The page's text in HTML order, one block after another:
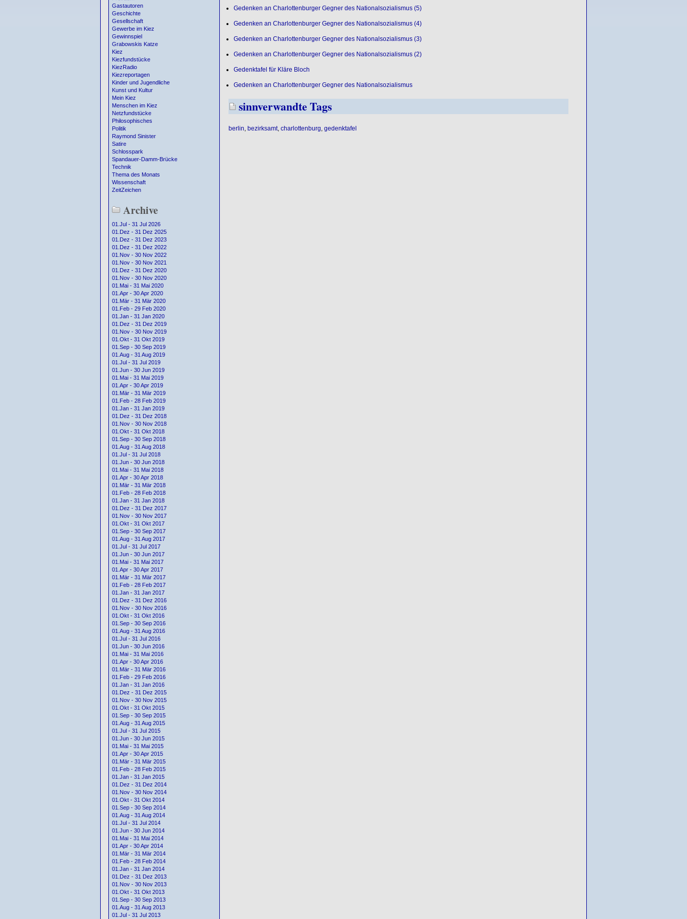
Gastautoren
Geschichte
Gesellschaft
Gewerbe im Kiez
Gewinnspiel
Grabowskis Katze
Kiez
Kiezfundstücke
KiezRadio
Kiezreportagen
Kinder und Jugendliche
Kunst und Kultur
Mein Kiez
Menschen im Kiez
Netzfundstücke
Philosophisches
Politik
Raymond Sinister
Satire
Schlosspark
Spandauer-Damm-Brücke
Technik
Thema des Monats
Wissenschaft
ZeitZeichen
Archive
01.Jul - 31 Jul 2026
01.Dez - 31 Dez 2025
01.Dez - 31 Dez 2023
01.Dez - 31 Dez 2022
01.Nov - 30 Nov 2022
01.Nov - 30 Nov 2021
01.Dez - 31 Dez 2020
01.Nov - 30 Nov 2020
01.Mai - 31 Mai 2020
01.Apr - 30 Apr 2020
01.Mär - 31 Mär 2020
01.Feb - 29 Feb 2020
01.Jan - 31 Jan 2020
01.Dez - 31 Dez 2019
01.Nov - 30 Nov 2019
01.Okt - 31 Okt 2019
01.Sep - 30 Sep 2019
01.Aug - 31 Aug 2019
01.Jul - 31 Jul 2019
01.Jun - 30 Jun 2019
01.Mai - 31 Mai 2019
01.Apr - 30 Apr 2019
01.Mär - 31 Mär 2019
01.Feb - 28 Feb 2019
01.Jan - 31 Jan 2019
01.Dez - 31 Dez 2018
01.Nov - 30 Nov 2018
01.Okt - 31 Okt 2018
01.Sep - 30 Sep 2018
01.Aug - 31 Aug 2018
01.Jul - 31 Jul 2018
01.Jun - 30 Jun 2018
01.Mai - 31 Mai 2018
01.Apr - 30 Apr 2018
01.Mär - 31 Mär 2018
01.Feb - 28 Feb 2018
01.Jan - 31 Jan 2018
01.Dez - 31 Dez 2017
01.Nov - 30 Nov 2017
01.Okt - 31 Okt 2017
01.Sep - 30 Sep 2017
01.Aug - 31 Aug 2017
01.Jul - 31 Jul 2017
01.Jun - 30 Jun 2017
01.Mai - 31 Mai 2017
01.Apr - 30 Apr 2017
01.Mär - 31 Mär 2017
01.Feb - 28 Feb 2017
01.Jan - 31 Jan 2017
01.Dez - 31 Dez 2016
01.Nov - 30 Nov 2016
01.Okt - 31 Okt 2016
01.Sep - 30 Sep 2016
01.Aug - 31 Aug 2016
01.Jul - 31 Jul 2016
01.Jun - 30 Jun 2016
01.Mai - 31 Mai 2016
01.Apr - 30 Apr 2016
01.Mär - 31 Mär 2016
01.Feb - 29 Feb 2016
01.Jan - 31 Jan 2016
01.Dez - 31 Dez 2015
01.Nov - 30 Nov 2015
01.Okt - 31 Okt 2015
01.Sep - 30 Sep 2015
01.Aug - 31 Aug 2015
01.Jul - 31 Jul 2015
01.Jun - 30 Jun 2015
01.Mai - 31 Mai 2015
01.Apr - 30 Apr 2015
01.Mär - 31 Mär 2015
01.Feb - 28 Feb 2015
01.Jan - 31 Jan 2015
01.Dez - 31 Dez 2014
01.Nov - 30 Nov 2014
01.Okt - 31 Okt 2014
01.Sep - 30 Sep 2014
01.Aug - 31 Aug 2014
01.Jul - 31 Jul 2014
01.Jun - 30 Jun 2014
01.Mai - 31 Mai 2014
01.Apr - 30 Apr 2014
01.Mär - 31 Mär 2014
01.Feb - 28 Feb 2014
01.Jan - 31 Jan 2014
01.Dez - 31 Dez 2013
01.Nov - 30 Nov 2013
01.Okt - 31 Okt 2013
01.Sep - 30 Sep 2013
01.Aug - 31 Aug 2013
01.Jul - 31 Jul 2013
Gedenken an Charlottenburger Gegner des Nationalsozialismus (5)
Gedenken an Charlottenburger Gegner des Nationalsozialismus (4)
Gedenken an Charlottenburger Gegner des Nationalsozialismus (3)
Gedenken an Charlottenburger Gegner des Nationalsozialismus (2)
Gedenktafel für Kläre Bloch
Gedenken an Charlottenburger Gegner des Nationalsozialismus
sinnverwandte Tags
berlin bezirksamt, charlottenburg gedenktafel